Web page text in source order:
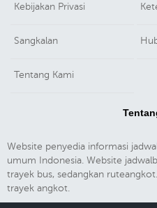
Kebijakan Privasi
Sangkalan
Tentang Kami
Website penyedia informasi
umum Indonesia. Website
trayek bus, sedangkan
trayek angkot.